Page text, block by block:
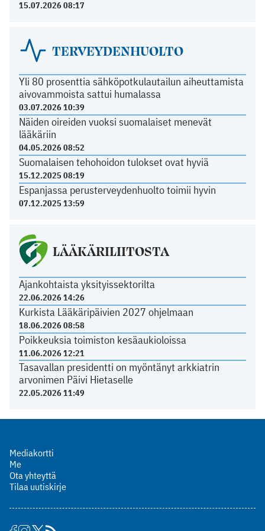
15.07.2026 08:17
TERVEYDENHUOLTO
Yli 80 prosenttia sähköpotkulautailun aiheuttamista
aivovammoista sattui humalassa
03.07.2026 10:39
Näiden oireiden vuoksi suomalaiset menevät
lääkäriin
04.05.2026 08:52
Suomalaisen tehohoidon tulokset ovat hyviä
15.12.2025 08:19
Espanjassa perusterveydenhuolto toimii hyvin
07.12.2025 13:59
LÄÄKÄRILIITOSTA
Ajankohtaista yksityissektorilta
22.06.2026 14:26
Kurkista Lääkäripäivien 2027 ohjelmaan
18.06.2026 08:58
Poikkeuksia toimiston kesäaukioloissa
11.06.2026 12:21
Tasavallan presidentti on myöntänyt arkkiatrin
arvonimen Päivi Hietaselle
22.05.2026 11:49
Mediakortti
Me
Ota yhteyttä
Tilaa uutiskirje